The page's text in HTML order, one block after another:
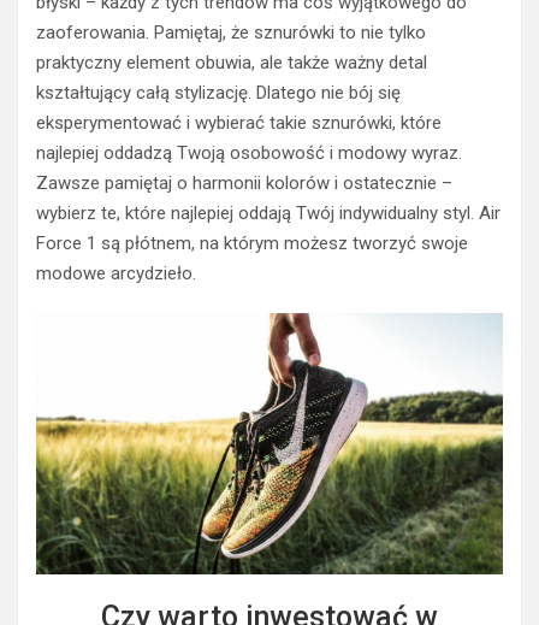
zaoferowania. Pamiętaj, że sznurówki to nie tylko
praktyczny element obuwia, ale także ważny detal
kształtujący całą stylizację. Dlatego nie bój się
eksperymentować i wybierać takie sznurówki, które
najlepiej oddadzą Twoją osobowość i modowy wyraz.
Zawsze pamiętaj o harmonii kolorów i ostatecznie –
wybierz te, które najlepiej oddają Twój indywidualny styl. Air
Force 1 są płótnem, na którym możesz tworzyć swoje
modowe arcydzieło.
Czy warto inwestować w